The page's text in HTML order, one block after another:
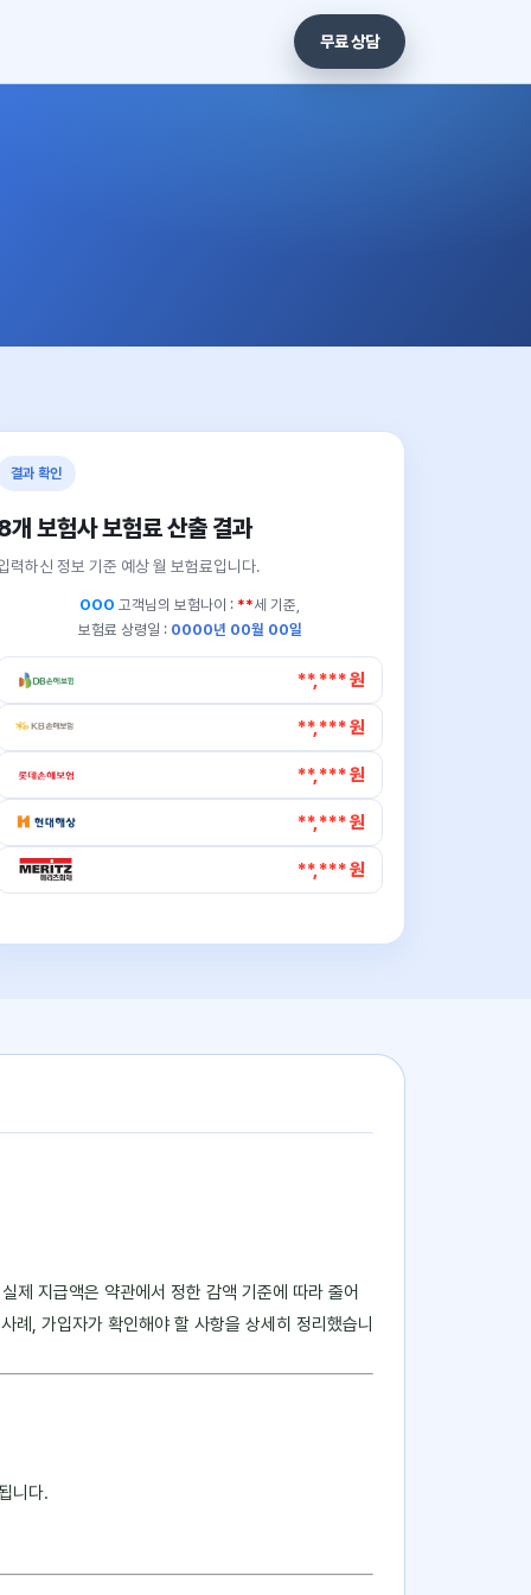
무료 상담
결과 확인
개 보험사 보험료 산출 결과
력하신 정보 기준 예상 월 보험료입니다.
OOO 고객님의 보험나이 : **세 기준,
보험료 상령일 : 0000년 00월 00일
**,*** 원
**,*** 원
**,*** 원
**,*** 원
**,*** 원
제 지급액은 약관에서 정한 감액 기준에 따라 줄어
례, 가입자가 확인해야 할 사항을 상세히 정리했습니
니다.